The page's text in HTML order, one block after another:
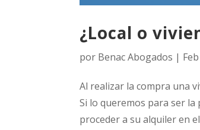
¿Local o
por Benac Abogados |
Al realizar la compra una
Si lo queremos para ser
proceder a su alquiler en